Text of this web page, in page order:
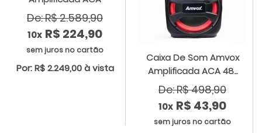
De: R$ 2.589,90
10x R$ 224,90
sem juros no cartão
Por: R$ 2.249,00 à vista
Caixa De Som Amvox
Amplificada ACA 48...
De: R$ 498,90
10x R$ 43,90
sem juros no cartão